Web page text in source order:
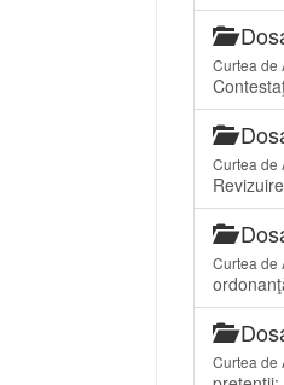
Curtea de
Curtea de
Curtea de
Curtea de